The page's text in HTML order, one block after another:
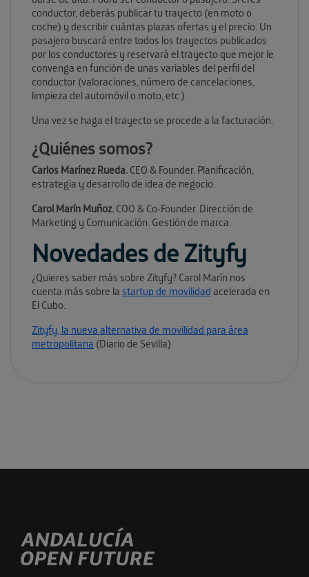
conductor, deberás publicar tu trayecto (en moto o
coche) y describir cuántas plazas ofertas y el precio. Un
pasajero buscará entre todos los trayectos publicados
por los conductores y reservará el trayecto que mejor le
convenga en función de unas variables del perfil del
conductor (valoraciones, número de cancelaciones,
limpieza del automóvil o moto, etc.).
Una vez se haga el trayecto se procede a la facturación.
¿Quiénes somos?
Carlos Marínez Rueda. CEO & Founder. Planificación,
estrategia y desarrollo de idea de negocio.
Carol Marín Muñoz. COO & Co-Founder. Dirección de
Marketing y Comunicación. Gestión de marca.
Novedades de Zityfy
¿Quieres saber más sobre Zityfy? Carol Marín nos
cuenta más sobre la startup de movilidad acelerada en
El Cubo.
Zityfy, la nueva alternativa de movilidad para área
metropolitana (Diario de Sevilla)